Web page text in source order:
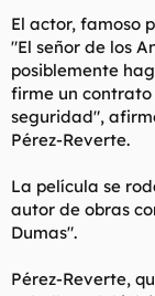
El actor, famoso
"El señor de los
posiblemente
firme un contrato
seguridad",
Pérez-Reverte.
La película se
autor de obras
Dumas".
Pérez-Reverte,